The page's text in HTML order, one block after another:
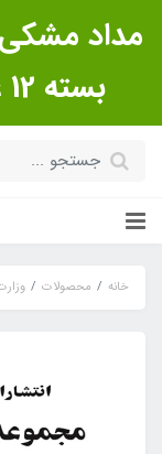
بسته 12 عددی
خانه محصولات